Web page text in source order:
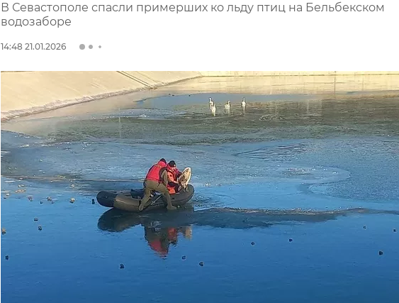
В Севастополе спасли примерших ко льду птиц на Бельбекском
водозаборе
14:48 21.01.2026